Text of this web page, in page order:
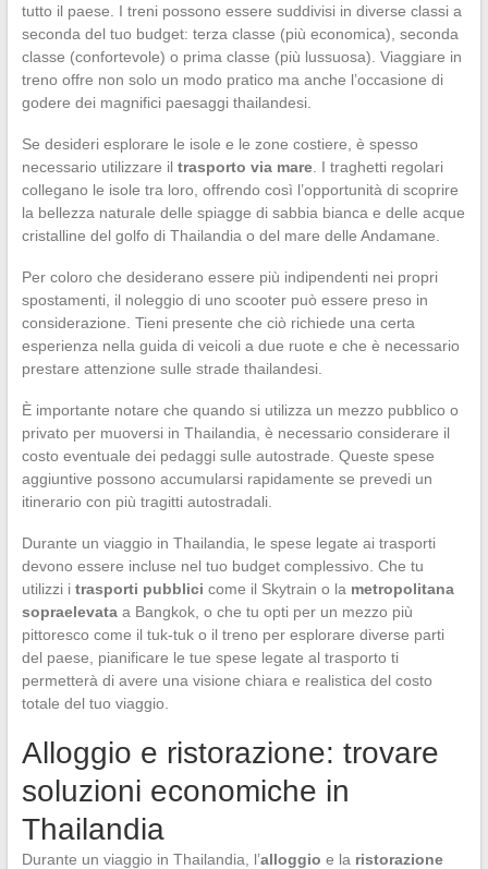
tutto il paese. I treni possono essere suddivisi in diverse classi a
seconda del tuo budget: terza classe (più economica), seconda
classe (confortevole) o prima classe (più lussuosa). Viaggiare in
treno offre non solo un modo pratico ma anche l’occasione di
godere dei magnifici paesaggi thailandesi.
Se desideri esplorare le isole e le zone costiere, è spesso
necessario utilizzare il trasporto via mare. I traghetti regolari
collegano le isole tra loro, offrendo così l’opportunità di scoprire
la bellezza naturale delle spiagge di sabbia bianca e delle acque
cristalline del golfo di Thailandia o del mare delle Andamane.
Per coloro che desiderano essere più indipendenti nei propri
spostamenti, il noleggio di uno scooter può essere preso in
considerazione. Tieni presente che ciò richiede una certa
esperienza nella guida di veicoli a due ruote e che è necessario
prestare attenzione sulle strade thailandesi.
È importante notare che quando si utilizza un mezzo pubblico o
privato per muoversi in Thailandia, è necessario considerare il
costo eventuale dei pedaggi sulle autostrade. Queste spese
aggiuntive possono accumularsi rapidamente se prevedi un
itinerario con più tragitti autostradali.
Durante un viaggio in Thailandia, le spese legate ai trasporti
devono essere incluse nel tuo budget complessivo. Che tu
utilizzi i trasporti pubblici come il Skytrain o la metropolitana
sopraelevataa Bangkok, o che tu opti per un mezzo più
pittoresco come il tuk-tuk o il treno per esplorare diverse parti
del paese, pianificare le tue spese legate al trasporto ti
permetterà di avere una visione chiara e realistica del costo
totale del tuo viaggio.
Alloggio e ristorazione: trovare
soluzioni economiche in
Thailandia
Durante un viaggio in Thailandia, l’alloggio e la ristorazione